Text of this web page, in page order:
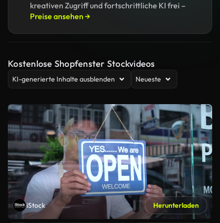
kreativen Zugriff und fortschrittliche KI frei –
Preise ansehen →
Kostenlose Shopfenster Stockvideos
KI-generierte Inhalte ausblenden Neueste
iStock Herunterladen